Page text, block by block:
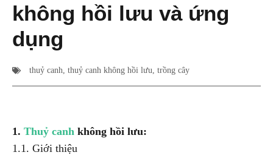
không hồi lưu và ứng
dụng
thuỷ canh, thuỷ canh không hồi lưu, trồng cây
1. Thuỷ canh không hồi lưu:
1.1. Giới thiệu